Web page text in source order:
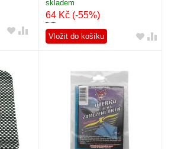
skladem
64Kč (-55%)
Vložit do košíku